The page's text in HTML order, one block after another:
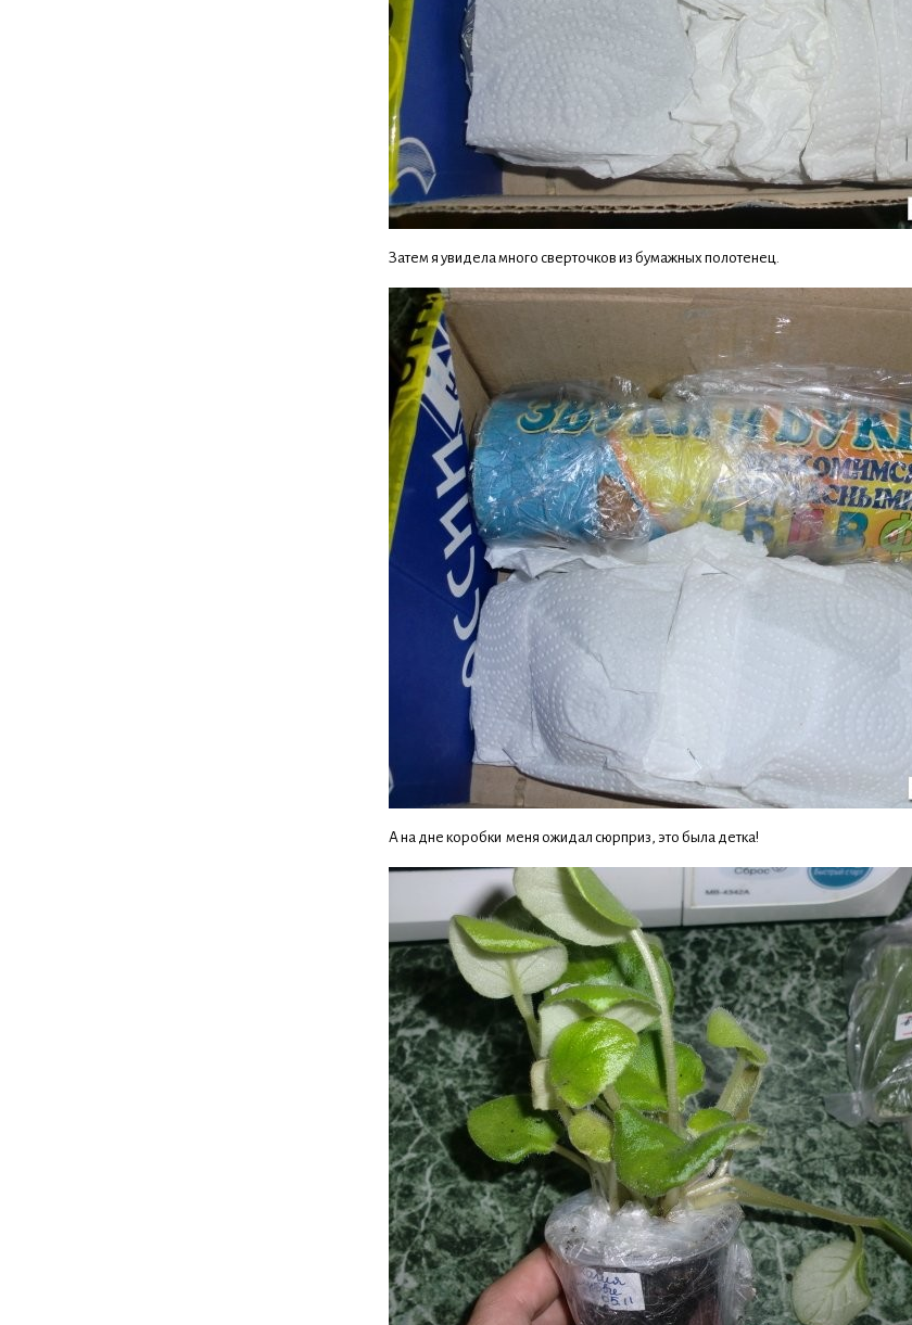
Затем я увидела много сверточков из бумажных полотенец.
А на дне коробки меня ожидал сюрприз, это была детка!